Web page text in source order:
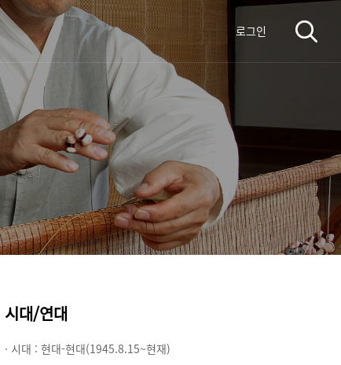
로그인
시대/연대
· 시대 : 현대-현대(1945.8.15~현재)